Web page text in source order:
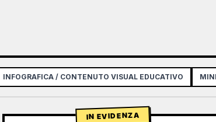
INFOGRAFICA / CONTENUTO VISUAL EDUCATIVO
IN EVIDENZA